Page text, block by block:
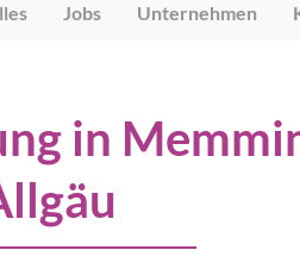
Jobs Unternehmen
in